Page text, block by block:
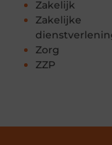
Zakelijk
Zakelijke
Zorg
ZZP